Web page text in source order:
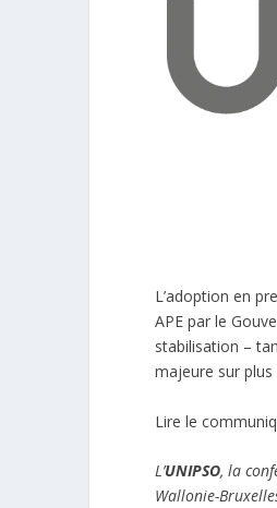
L’adoption en
APE par le
stabilisation –
majeure sur
Lire le
L’UNIPSO, la
Wallonie-